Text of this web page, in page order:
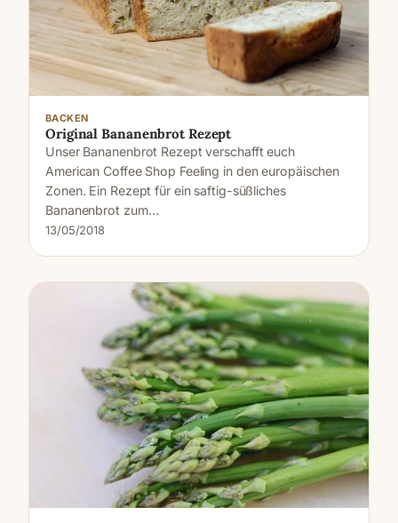
BACKEN
Original Bananenbrot Rezept
Unser Bananenbrot Rezept verschafft euch
American Coffee Shop Feeling in den europäischen
Zonen. Ein Rezept für ein saftig-süßliches
Bananenbrot zum…
13/05/2018